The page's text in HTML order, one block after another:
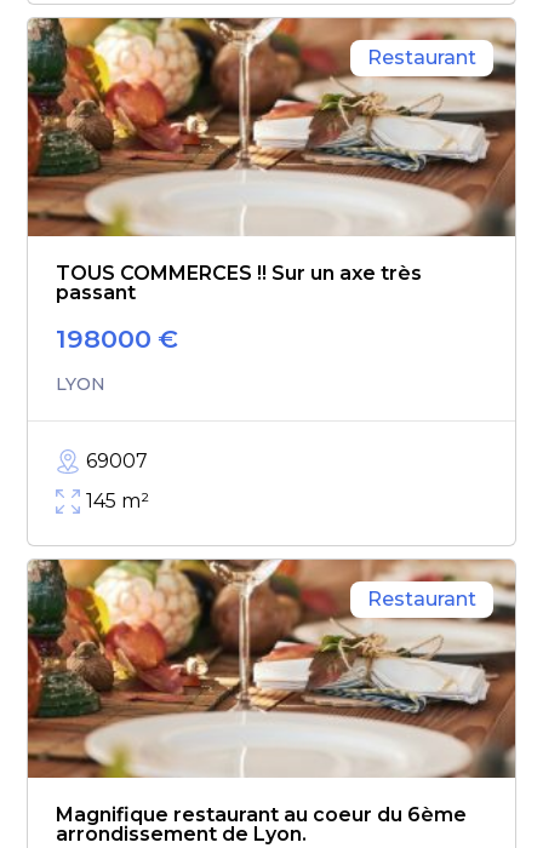
Restaurant
TOUS COMMERCES !! Sur un axe très
passant
198000 €
LYON
69007
145 m²
Restaurant
Magnifique restaurant au coeur du 6ème
arrondissement de Lyon.